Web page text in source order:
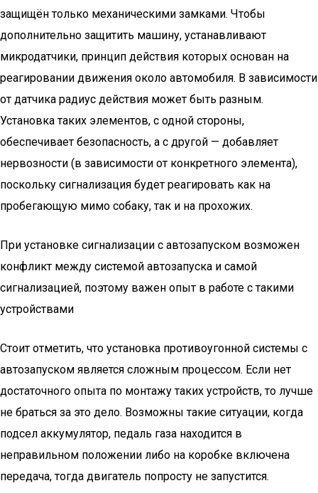
защищён только механическими замками. Чтобы
дополнительно защитить машину, устанавливают
микродатчики, принцип действия которых основан на
реагировании движения около автомобиля. В зависимости
от датчика радиус действия может быть разным.
Установка таких элементов, с одной стороны,
обеспечивает безопасность, а с другой — добавляет
нервозности (в зависимости от конкретного элемента),
поскольку сигнализация будет реагировать как на
пробегающую мимо собаку, так и на прохожих.
При установке сигнализации с автозапуском возможен
конфликт между системой автозапуска и самой
сигнализацией, поэтому важен опыт в работе с такими
устройствами
Стоит отметить, что установка противоугонной системы с
автозапуском является сложным процессом. Если нет
достаточного опыта по монтажу таких устройств, то лучше
не браться за это дело. Возможны такие ситуации, когда
подсел аккумулятор, педаль газа находится в
неправильном положении либо на коробке включена
передача, тогда двигатель попросту не запустится.